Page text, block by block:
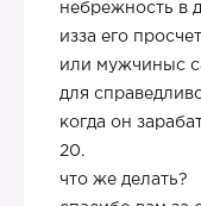
небрежность в
изза его
или мужчиныс
для
когда он
20.
что же делать?